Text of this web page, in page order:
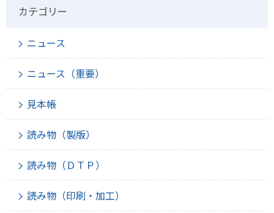
カテゴリー
ニュース
ニュース（重要）
見本帳
読み物（製版）
読み物（ＤＴＰ）
読み物（印刷・加工）